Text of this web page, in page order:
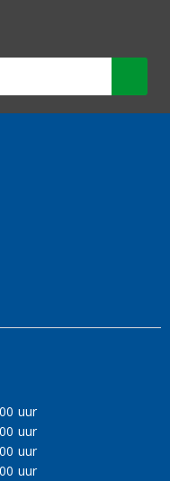
uur
uur
uur
uur